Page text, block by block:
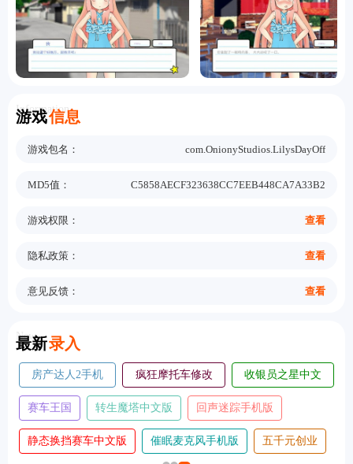
游戏信息
Information
游戏包名： com.OnionyStudios.LilysDayOff
MD5值： C5858AECF323638CC7EEB448CA7A33B2
游戏权限： 查看
隐私政策： 查看
意见反馈： 查看
最新录入
New
房产达人2手机
版
疯狂摩托车修改
版
收银员之星中文
版
赛车王国
转生魔塔中文版 回声迷踪手机版
静态换挡赛车中文版 催眠麦克风手机版 五千元创业